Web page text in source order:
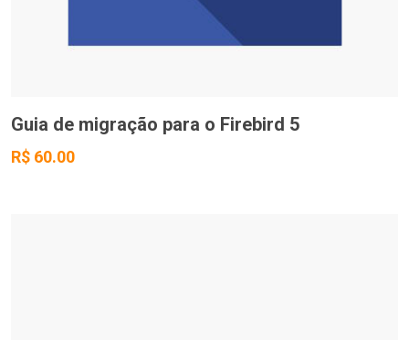
Guia de migração para o Firebird 5
R$ 60.00